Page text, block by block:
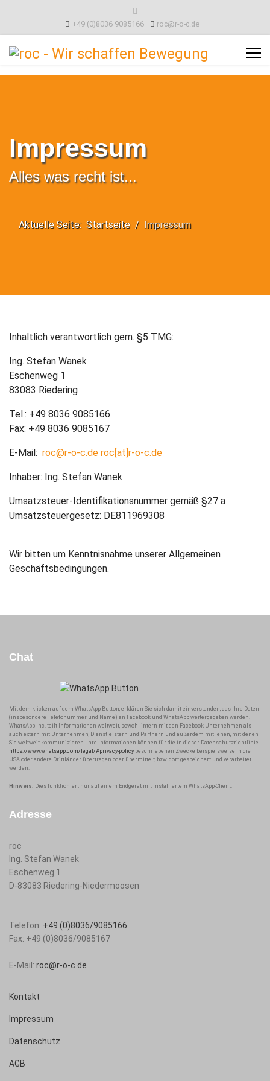
+49 (0)8036 9085166 roc@r-o-c.de
Impressum
Alles was recht ist...
Aktuelle Seite: Startseite Impressum
Inhaltlich verantwortlich gem. §5 TMG:
Ing. Stefan Wanek
Eschenweg 1
83083 Riedering
Tel.: +49 8036 9085166
Fax: +49 8036 9085167
E-Mail: roc@r-o-c.de roc[at]r-o-c.de
Inhaber: Ing. Stefan Wanek
Umsatzsteuer-Identifikationsnummer gemäß §27 a
Umsatzsteuergesetz: DE811969308
Wir bitten um Kenntnisnahme unserer Allgemeinen
Geschäftsbedingungen.
Chat
Mit dem klicken auf dem WhatsApp Button, erklären Sie sich damit einverstanden, das Ihre Daten
(insbesondere Telefonummer und Name) an Facebook und WhatsApp weitergegeben werden.
WhatsApp Inc. teilt Informationen weltweit, sowohl intern mit den Facebook-Unternehmen als
auch extern mit Unternehmen, Dienstleistern und Partnern und außerdem mit jenen, mit denen
Sie weltweit kommunizieren. Ihre Informationen können für die in dieser Datenschutzrichtlinie
https://www.whatsapp.com/legal/#privacy-policy beschriebenen Zwecke beispielsweise in die
USA oder andere Drittländer übertragen oder übermittelt, bzw. dort gespeichert und verarbeitet
werden.
Hinweis: Dies funktioniert nur auf einem Endgerät mit installiertem WhatsApp-Client.
Adresse
roc
Ing. Stefan Wanek
Eschenweg 1
D-83083 Riedering-Niedermoosen
Telefon: +49 (0)8036/9085166
Fax: +49 (0)8036/9085167
E-Mail: roc@r-o-c.de
Kontakt
Impressum
Datenschutz
AGB